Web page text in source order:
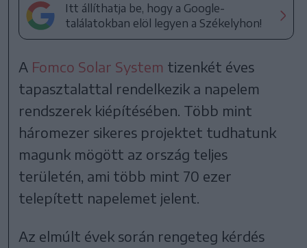
Itt állíthatja be, hogy a Google-
találatokban elöl legyen a Székelyhon!
A Fomco Solar System tizenkét éves
tapasztalattal rendelkezik a napelem
rendszerek kiépítésében. Több mint
háromezer sikeres projektet tudhatunk
magunk mögött az ország teljes
területén, ami több mint 70 ezer
telepített napelemet jelent.
Az elmúlt évek során rengeteg kérdés